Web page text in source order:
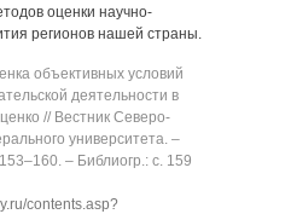
оценки научно-
регионов нашей страны.
объективных условий
деятельности в
// Вестник Северо-
университета. ‒
‒ Библиогр.: с. 159
contents.asp?